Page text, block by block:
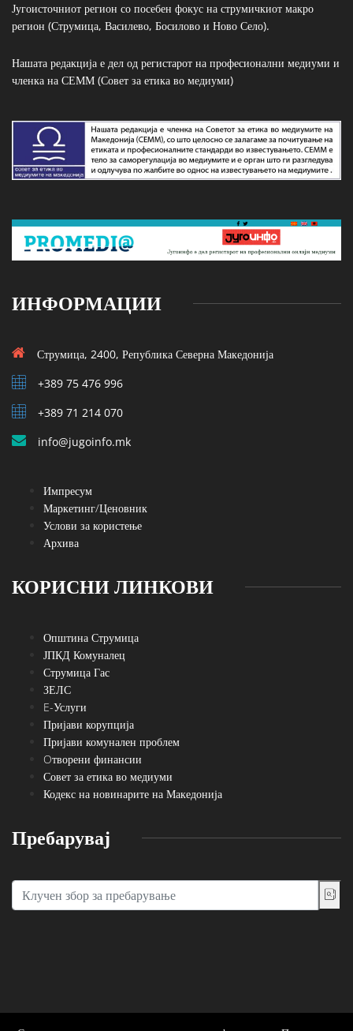
Југоисточниот регион со посебен фокус на струмичкиот макро
регион (Струмица, Василево, Босилово и Ново Село).
Нашата редакција е дел од регистарот на професионални медиуми и
членка на СЕММ (Совет за етика во медиуми)
ИНФОРМАЦИИ
Струмица, 2400, Република Северна Македонија
+389 75 476 996
+389 71 214 070
info@jugoinfo.mk
Импресум
Маркетинг/Ценовник
Услови за користење
Архива
КОРИСНИ ЛИНКОВИ
Општина Струмица
ЈПКД Комуналец
Струмица Гас
ЗЕЛС
E-Услуги
Пријави корупција
Пријави комунален проблем
Oтворени финансии
Совет за етика во медиуми
Кодекс на новинарите на Македонија
Пребарувај